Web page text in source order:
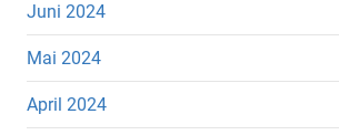
Juni 2024
Mai 2024
April 2024